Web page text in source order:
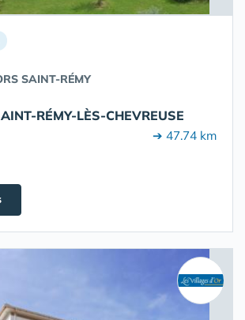
SAINT-RÉMY
RÉMY-LÈS-CHEVREUSE
➔ 47.74 km